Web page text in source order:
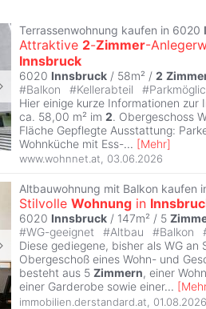
Terrassenwohnung kaufen in 6020
Attraktive 2-Zimmer-
Innsbruck
6020 Innsbruck / 58m² / 2
#Balkon #Kellerabteil #
Hier einige kurze Informationen zur
ca. 58,00 m² im 2. Obergeschoss
Fläche Gepflegte Ausstattung:
Wohnküche mit Ess-... [Mehr]
www.wohnnet.at 03.06.2026
Altbauwohnung mit Balkon kaufen
Stilvolle Wohnung in
6020 Innsbruck / 147m² / 5
#WG-geeignet #Altbau #Balkon
Diese gediegene, bisher als WG
Obergeschoß eines Wohn- und
besteht aus 5 Zimmern, einer
einer Garderobe sowie einer... [
immobilien.derstandard.at 01.08.2026